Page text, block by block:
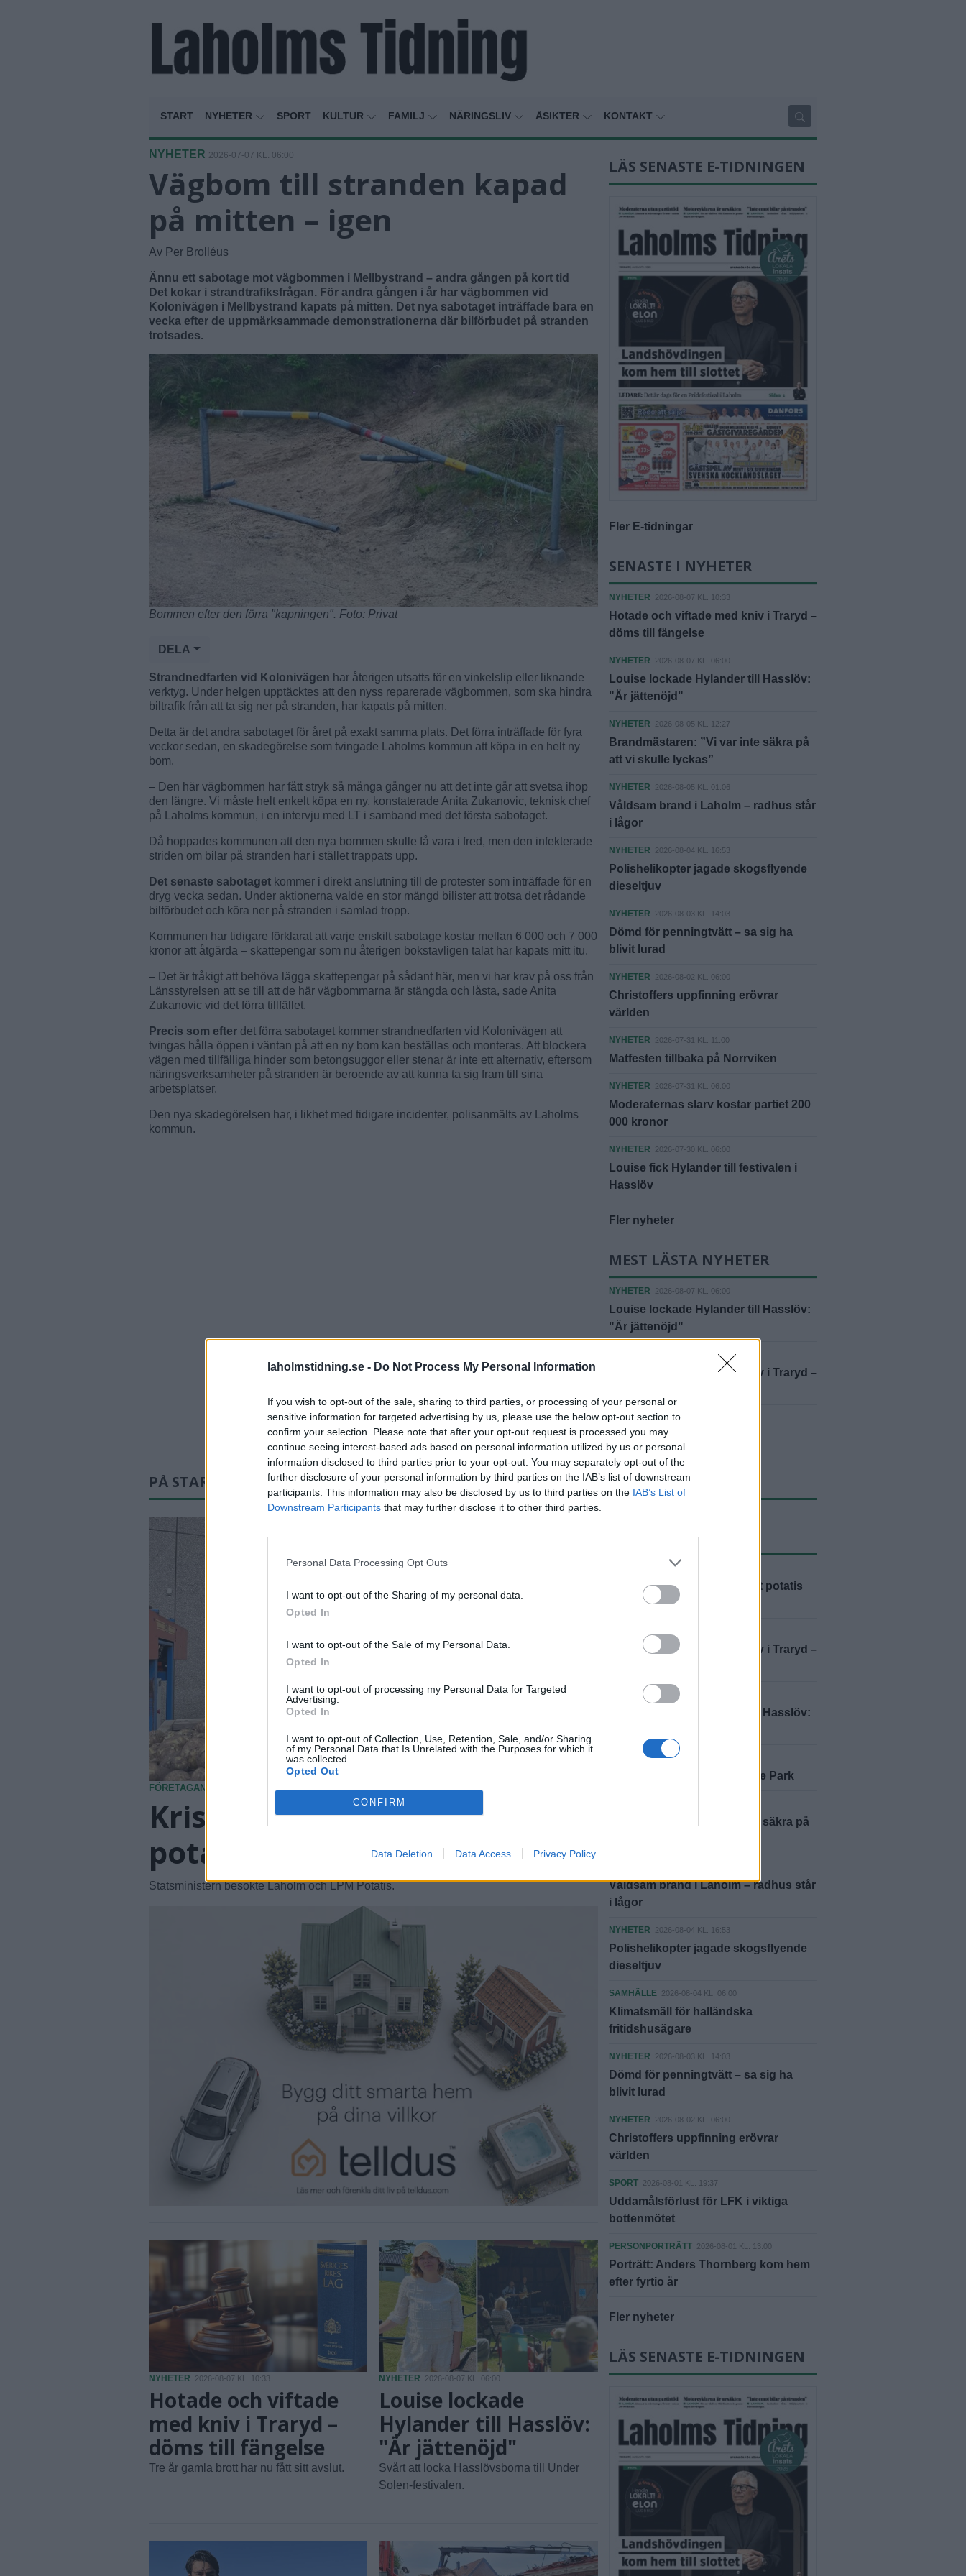
laholmstidning.se - Do Not Process My Personal Information
If you wish to opt-out of the sale, sharing to third parties, or processing of your personal or
sensitive information for targeted advertising by us, please use the below opt-out section to
confirm your selection. Please note that after your opt-out request is processed you may
continue seeing interest-based ads based on personal information utilized by us or personal
information disclosed to third parties prior to your opt-out. You may separately opt-out of the
further disclosure of your personal information by third parties on the IAB’s list of downstream
participants. This information may also be disclosed by us to third parties on the IAB’s List of
Downstream Participants that may further disclose it to other third parties.
Personal Data Processing Opt Outs
I want to opt-out of the Sharing of my personal data.
Opted In
I want to opt-out of the Sale of my Personal Data.
Opted In
I want to opt-out of processing my Personal Data for Targeted
Advertising.
Opted In
I want to opt-out of Collection, Use, Retention, Sale, and/or Sharing
of my Personal Data that Is Unrelated with the Purposes for which it
was collected.
Opted Out
CONFIRM
Data Deletion Data Access Privacy Policy
START NYHETER SPORT KULTUR FAMILJ NÄRINGSLIV ÅSIKTER KONTAKT
NYHETER 2026-07-07 KL. 06:00
Vägbom till stranden kapad
på mitten – igen
Av Per Brolléus
Ännu ett sabotage mot vägbommen i Mellbystrand – andra gången på kort tid
Det kokar i strandtrafiksfrågan. För andra gången i år har vägbommen vid
Kolonivägen i Mellbystrand kapats på mitten. Det nya sabotaget inträffade bara en
vecka efter de uppmärksammade demonstrationerna där bilförbudet på stranden
trotsades.
Bommen efter den förra "kapningen". Foto: Privat
DELA
Strandnedfarten vid Kolonivägen har återigen utsatts för en vinkelslip eller liknande
verktyg. Under helgen upptäcktes att den nyss reparerade vägbommen, som ska hindra
biltrafik från att ta sig ner på stranden, har kapats på mitten.
Detta är det andra sabotaget för året på exakt samma plats. Det förra inträffade för fyra
veckor sedan, en skadegörelse som tvingade Laholms kommun att köpa in en helt ny
bom.
– Den här vägbommen har fått stryk så många gånger nu att det inte går att svetsa ihop
den längre. Vi måste helt enkelt köpa en ny, konstaterade Anita Zukanovic, teknisk chef
på Laholms kommun, i en intervju med LT i samband med det första sabotaget.
Då hoppades kommunen att den nya bommen skulle få vara i fred, men den infekterade
striden om bilar på stranden har i stället trappats upp.
Det senaste sabotaget kommer i direkt anslutning till de protester som inträffade för en
dryg vecka sedan. Under aktionerna valde en stor mängd bilister att trotsa det rådande
bilförbudet och köra ner på stranden i samlad tropp.
Kommunen har tidigare förklarat att varje enskilt sabotage kostar mellan 6 000 och 7 000
kronor att åtgärda – skattepengar som nu återigen bokstavligen talat har kapats mitt itu.
– Det är tråkigt att behöva lägga skattepengar på sådant här, men vi har krav på oss från
Länsstyrelsen att se till att de här vägbommarna är stängda och låsta, sade Anita
Zukanovic vid det förra tillfället.
Precis som efter det förra sabotaget kommer strandnedfarten vid Kolonivägen att
tvingas hålla öppen i väntan på att en ny bom kan beställas och monteras. Att blockera
vägen med tillfälliga hinder som betongsuggor eller stenar är inte ett alternativ, eftersom
näringsverksamheter på stranden är beroende av att kunna ta sig fram till sina
arbetsplatser.
Den nya skadegörelsen har, i likhet med tidigare incidenter, polisanmälts av Laholms
kommun.
LÄS SENASTE E-TIDNINGEN
Fler E-tidningar
SENASTE I NYHETER
NYHETER 2026-08-07 KL. 10:33
Hotade och viftade med kniv i Traryd –
döms till fängelse
NYHETER 2026-08-07 KL. 06:00
Louise lockade Hylander till Hasslöv:
"Är jättenöjd"
NYHETER 2026-08-05 KL. 12:27
Brandmästaren: ”Vi var inte säkra på
att vi skulle lyckas”
NYHETER 2026-08-05 KL. 01:06
Våldsam brand i Laholm – radhus står
i lågor
NYHETER 2026-08-04 KL. 16:53
Polishelikopter jagade skogsflyende
dieseltjuv
NYHETER 2026-08-03 KL. 14:03
Dömd för penningtvätt – sa sig ha
blivit lurad
NYHETER 2026-08-02 KL. 06:00
Christoffers uppfinning erövrar
världen
NYHETER 2026-07-31 KL. 11:00
Matfesten tillbaka på Norrviken
NYHETER 2026-07-31 KL. 06:00
Moderaternas slarv kostar partiet 200
000 kronor
NYHETER 2026-07-30 KL. 06:00
Louise fick Hylander till festivalen i
Hasslöv
Fler nyheter
MEST LÄSTA NYHETER
NYHETER 2026-08-07 KL. 06:00
Louise lockade Hylander till Hasslöv:
"Är jättenöjd"
2026-08-07 KL. 10:33
Hotade och viftade med kniv i Traryd –
Fler nyheter
PÅ STARTSIDAN JUST NU
FÖRETAGANDE 2026-08-07 KL. 15:07
Kristersson: "Så här mycket
potatis har jag aldrig sett"
Statsministern besökte Laholm och LPM Potatis.
NYHETER 2026-08-07 KL. 10:33
Hotade och viftade
med kniv i Traryd –
döms till fängelse
Tre år gamla brott har nu fått sitt avslut.
NYHETER 2026-08-07 KL. 06:00
Louise lockade
Hylander till Hasslöv:
"Är jättenöjd"
Svårt att locka Hasslövsborna till Under
Solen-festivalen.
SENASTE NYTT
FÖRETAGANDE
Kristersson: "Så här mycket potatis
har jag aldrig sett"
Hotade och viftade med kniv i Traryd –
NYHETER 2026-08-07 KL. 06:00
Louise lockade Hylander till Hasslöv:
2026-08-06 KL. 06:00
Från Australien till Glänninge Park
Brandmästaren: ”Vi var inte säkra på
Våldsam brand i Laholm – radhus står
i lågor
NYHETER 2026-08-04 KL. 16:53
Polishelikopter jagade skogsflyende
dieseltjuv
SAMHÄLLE 2026-08-04 KL. 06:00
Klimatsmäll för halländska
fritidshusägare
NYHETER 2026-08-03 KL. 14:03
Dömd för penningtvätt – sa sig ha
blivit lurad
NYHETER 2026-08-02 KL. 06:00
Christoffers uppfinning erövrar
världen
SPORT 2026-08-01 KL. 19:37
Uddamålsförlust för LFK i viktiga
bottenmötet
PERSONPORTRÄTT 2026-08-01 KL. 13:00
Porträtt: Anders Thornberg kom hem
efter fyrtio år
Fler nyheter
LÄS SENASTE E-TIDNINGEN